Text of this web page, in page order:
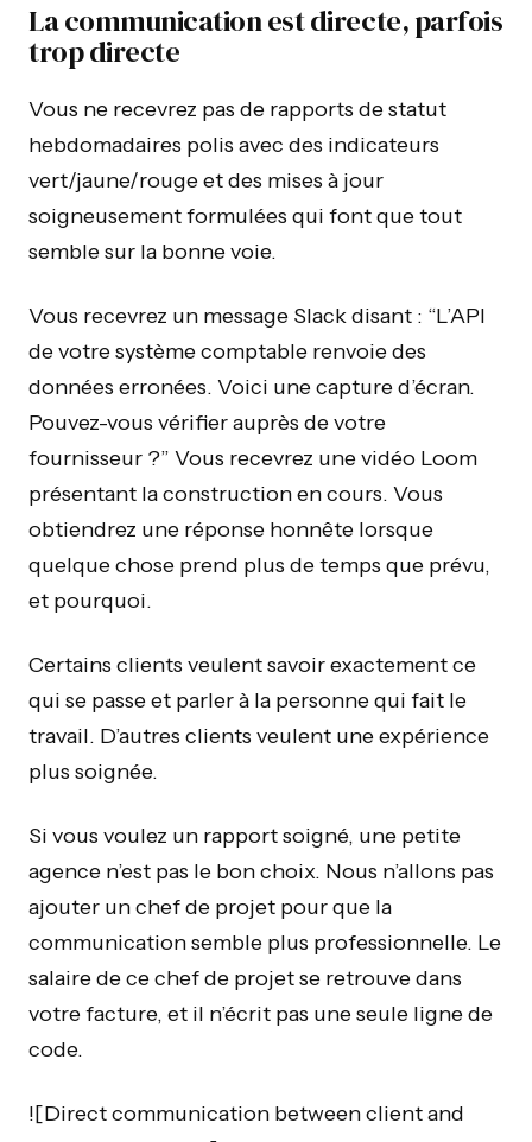
La communication est directe, parfois
trop directe
Vous ne recevrez pas de rapports de statut
hebdomadaires polis avec des indicateurs
vert/jaune/rouge et des mises à jour
soigneusement formulées qui font que tout
semble sur la bonne voie.
Vous recevrez un message Slack disant : “L’API
de votre système comptable renvoie des
données erronées. Voici une capture d’écran.
Pouvez-vous vérifier auprès de votre
fournisseur ?” Vous recevrez une vidéo Loom
présentant la construction en cours. Vous
obtiendrez une réponse honnête lorsque
quelque chose prend plus de temps que prévu,
et pourquoi.
Certains clients veulent savoir exactement ce
qui se passe et parler à la personne qui fait le
travail. D’autres clients veulent une expérience
plus soignée.
Si vous voulez un rapport soigné, une petite
agence n’est pas le bon choix. Nous n’allons pas
ajouter un chef de projet pour que la
communication semble plus professionnelle. Le
salaire de ce chef de projet se retrouve dans
votre facture, et il n’écrit pas une seule ligne de
code.
![Direct communication between client and